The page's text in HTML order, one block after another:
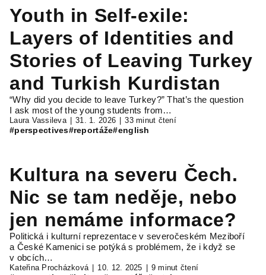
Youth in Self-exile:
Layers of Identities and
Stories of Leaving Turkey
and Turkish Kurdistan
“Why did you decide to leave Turkey?” That’s the question
I ask most of the young students from…
Laura Vassileva 31. 1. 2026 33 minut čtení
#perspectives#reportáže#english
Kultura na severu Čech.
Nic se tam neděje, nebo
jen nemáme informace?
Politická i kulturní reprezentace v severočeském Meziboří
a České Kamenici se potýká s problémem, že i když se
v obcích…
Kateřina Procházková 10. 12. 2025 9 minut čtení